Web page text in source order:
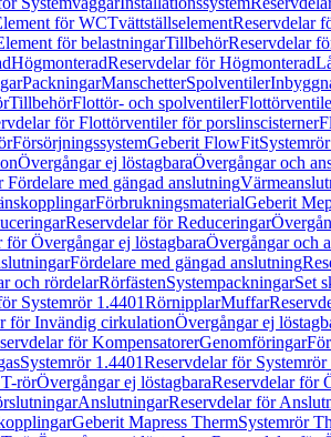
för WCTvättställselementReservdelar
för belastningarTillbehörReservdelar
HögmonteradReservdelar för Högmonterad
PackningarManschetterSpolventiler
TillbehörFlottör- och spolventiler
för Flottörventiler för porslinscisterner
FörsörjningssystemGeberit FlowFit
Övergångar ej löstagbaraÖvergångar och
Fördelare med gängad anslutning
FörbrukningsmaterialGeberit
Reservdelar för Reduceringar
för Övergångar ej löstagbaraÖvergångar och
Fördelare med gängad anslutning
och rördelarRörfästenSystempackningarSet
Systemrör 1.4401RörnipplarMuffar
för Invändig cirkulationÖvergångar ej
för KompensatorerGenomföringar
Systemrör 1.4401Reservdelar för Systemrör
rörÖvergångar ej löstagbaraReservdelar för
AnslutningarReservdelar för
Geberit Mapress ThermSystemrör